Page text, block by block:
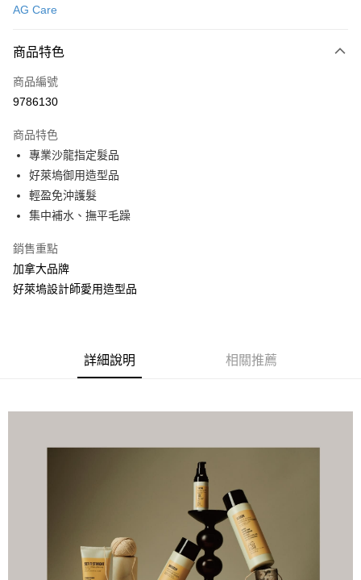
LINE Pay
Apple Pay
悠遊付
全盈+PAY
AFTEE先享後付
相關說明
AFTEE先享後付是「在收到商品之後才付款」的支付方式。 讓您購物簡單
便利好安心！
１．簡單：不需註冊會員、不需綁卡、不需儲值。
２．便利：只要手機號碼，簡訊認證，即可結帳。
１．於結帳方式選擇「AFTEE先享後付」後，將跳轉至「AFTEE先享後付」
ATM／網路銀行／等多元方式進行付款，方視為交易完成。
※ 交易是否成功請以「AFTEE先享後付 」之結帳頁面顯示為準，若有關於
是否繳費成功／繳費後需取消欲退款等相關疑問，請聯繫「AFTEE先享後付
https://netprotections.freshdesk.com/support/home
１．透過由恩沛科技股份有限公司提供之「AFTEE先享後付」服務完成之交
易，需依本服務之必要範圍內提供個人資料，並將交易相關給付款項請求債
權轉讓予恩沛科技股份有限公司。
運送方式
全家取貨付款
每筆NT$100，滿NT$1,500(含以上)免運費
每筆NT$100，滿NT$1,500(含以上)免運費
每筆NT$100，滿NT$1,500(含以上)免運費
每筆NT$100，滿NT$1,500(含以上)免運費
付款後7-11取貨
每筆NT$100，滿NT$1,500(含以上)免運費
AG Care
商品特色
商品編號
9786130
商品特色
專業沙龍指定髮品
好萊塢御用造型品
輕盈免沖護髮
集中補水、撫平毛躁
銷售重點
加拿大品牌
好萊塢設計師愛用造型品
詳細說明 相關推薦